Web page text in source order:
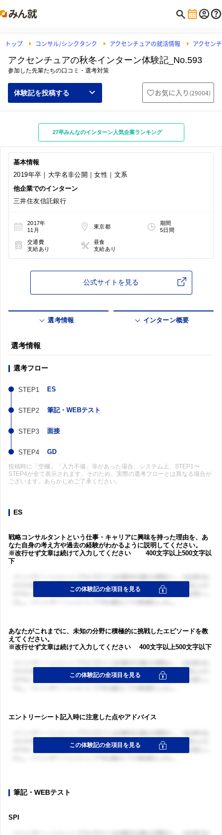
トップ コンサル/シンクタンク アクセンチュアの就活情報 アクセン
アクセンチュアの秋冬インターン体験記_No.593
参加した先輩たちの口コミ・選考対策
体験記を投稿する お気に入り (29004)
27卒みんなのインターン人気企業ランキング
基本情報
2019年卒｜大学名非公開｜女性｜文系
他企業でのインターン
三井住友信託銀行
2017年
11月
東京都
期間
5日間
交通費
支給あり
昼食
支給あり
公式サイトを見る
選考情報 インターン概要
選考情報
選考フロー
ES
筆記・WEBテスト
面接
GD
投稿時に「空欄」「入力不備」等があった場合、システム上、STEP1〜
STEP4が全て表示されます。そのため、実際の選考フローとは異なる場合が
ございます。あらかじめご了承ください。
ES
戦略コンサルタントという仕事・キャリアに興味を持った理由を、あ
なた自身の考え方や過去の経験がわかるように説明してください。
※改行せず文章は続けて入力してください 400文字以上500文字以
下
あなたがこれまでに、未知の分野に積極的に挑戦したエピソードを教
えてください。
※改行せず文章は続けて入力してください 400文字以上500文字以下
エントリーシート記入時に注意した点やアドバイス
筆記・WEBテスト
SPI